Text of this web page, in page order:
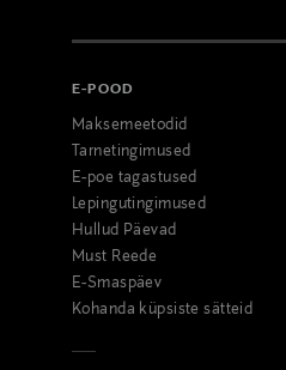
E-POOD
Maksemeetodid
Tarnetingimused
E-poe tagastused
Lepingutingimused
Hullud Päevad
Must Reede
E-Smaspäev
Kohanda küpsiste sätteid